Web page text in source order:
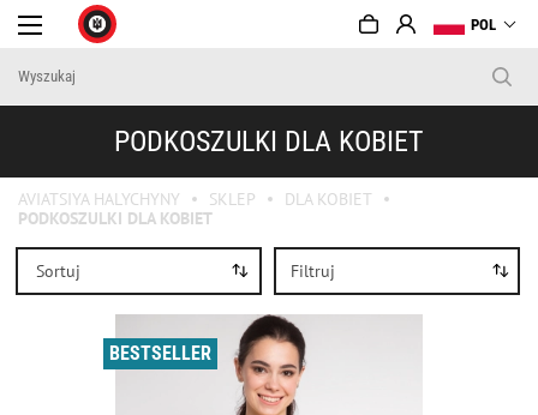
POL
PODKOSZULKI DLA KOBIET
AVIATSIYA HALYCHYNY SKLEP
DLA KOBIET
PODKOSZULKI DLA KOBIET
Filtruj
Sortuj
BESTSELLER